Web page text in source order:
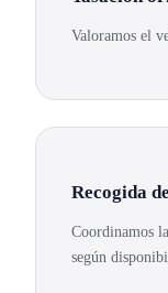
Valoramos el
Recogida
Coordinamos
según